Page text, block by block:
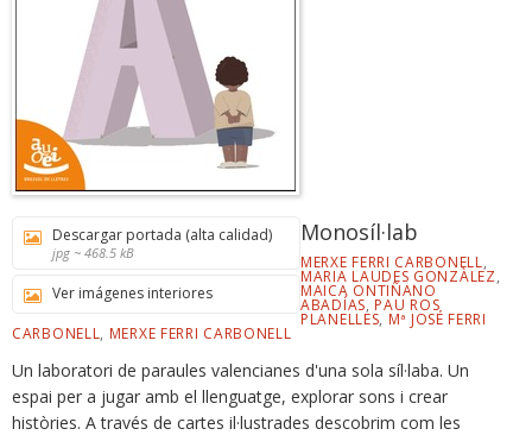
Descargar portada (alta calidad)
jpg ~ 468.5 kB
Ver imágenes interiores
Monosíl·lab
MERXE FERRI CARBONELL,
MARIA LAUDES GONZÀLEZ,
MAICA ONTIÑANO
ABADÍAS, PAU ROS
PLANELLES, Mª JOSÉ FERRI
CARBONELL, MERXE FERRI CARBONELL
Un laboratori de paraules valencianes d'una sola síl·laba. Un
espai per a jugar amb el llenguatge, explorar sons i crear
històries. A través de cartes il·lustrades descobrim com les